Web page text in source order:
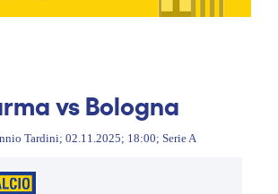
vs Bologna
Tardini; 02.11.2025; 18:00; Serie A